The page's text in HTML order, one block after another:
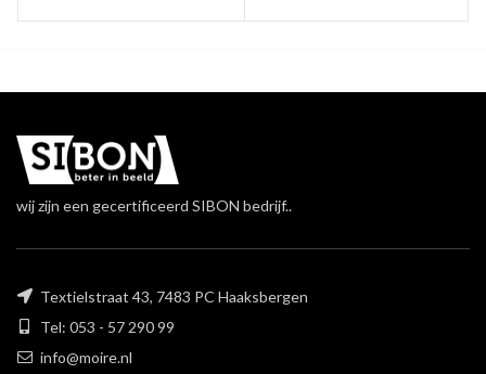
wij zijn een gecertificeerd SIBON bedrijf..
Textielstraat 43, 7483 PC Haaksbergen
Tel: 053 - 57 290 99
info@moire.nl